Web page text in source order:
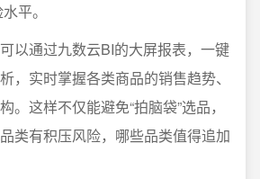
平。
以通过九数云BI的大屏报表，一键
，实时掌握各类商品的销售趋势、
。这样不仅能避免“拍脑袋”选品，
类有积压风险，哪些品类值得追加